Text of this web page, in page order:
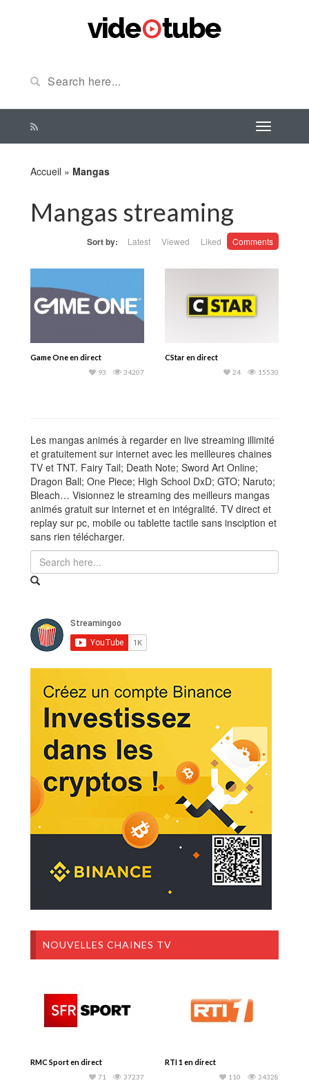
Accueil » Mangas
Mangas streaming
Sort by: Latest Viewed Liked Comments
Game One en direct
34207
93
CStar en direct
15530
24
Les mangas animés à regarder en live streaming illimité
et gratuitement sur internet avec les meilleures chaines
TV et TNT. Fairy Tail; Death Note; Sword Art Online;
Dragon Ball; One Piece; High School DxD; GTO; Naruto;
Bleach… Visionnez le streaming des meilleurs mangas
animés gratuit sur internet et en intégralité. TV direct et
replay sur pc, mobile ou tablette tactile sans insciption et
sans rien télécharger.
NOUVELLES CHAINES TV
RMC Sport en direct
37237
71
RTI 1 en direct
34328
110